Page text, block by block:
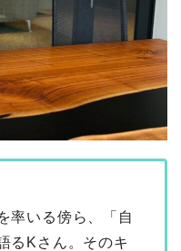
率いる傍ら、「自
るKさん。そのキ